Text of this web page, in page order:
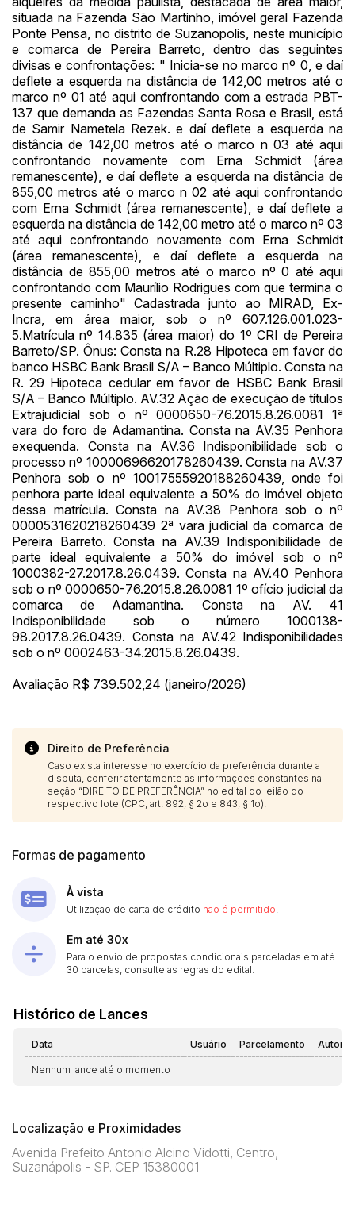
situada na Fazenda São Martinho, imóvel geral Fazenda
Ponte Pensa, no distrito de Suzanopolis, neste município
e comarca de Pereira Barreto, dentro das seguintes
divisas e confrontações: " Inicia-se no marco nº 0, e daí
deflete a esquerda na distância de 142,00 metros até o
marco nº 01 até aqui confrontando com a estrada PBT-
137 que demanda as Fazendas Santa Rosa e Brasil, está
de Samir Nametela Rezek. e daí deflete a esquerda na
distância de 142,00 metros até o marco n 03 até aqui
confrontando novamente com Erna Schmidt (área
remanescente), e daí deflete a esquerda na distância de
855,00 metros até o marco n 02 até aqui confrontando
com Erna Schmidt (área remanescente), e daí deflete a
esquerda na distância de 142,00 metro até o marco nº 03
até aqui confrontando novamente com Erna Schmidt
(área remanescente), e daí deflete a esquerda na
distância de 855,00 metros até o marco nº 0 até aqui
confrontando com Maurílio Rodrigues com que termina o
presente caminho" Cadastrada junto ao MIRAD, Ex-
Incra, em área maior, sob o nº 607.126.001.023-
5.Matrícula nº 14.835 (área maior) do 1º CRI de Pereira
Barreto/SP. Ônus: Consta na R.28 Hipoteca em favor do
banco HSBC Bank Brasil S/A – Banco Múltiplo. Consta na
R. 29 Hipoteca cedular em favor de HSBC Bank Brasil
S/A – Banco Múltiplo. AV.32 Ação de execução de títulos
Extrajudicial sob o nº 0000650-76.2015.8.26.0081 1ª
vara do foro de Adamantina. Consta na AV.35 Penhora
exequenda. Consta na AV.36 Indisponibilidade sob o
processo nº 10000696620178260439. Consta na AV.37
Penhora sob o nº 10017555920188260439, onde foi
penhora parte ideal equivalente a 50% do imóvel objeto
dessa matrícula. Consta na AV.38 Penhora sob o nº
0000531620218260439 2ª vara judicial da comarca de
Pereira Barreto. Consta na AV.39 Indisponibilidade de
parte ideal equivalente a 50% do imóvel sob o nº
1000382-27.2017.8.26.0439. Consta na AV.40 Penhora
sob o nº 0000650-76.2015.8.26.0081 1º ofício judicial da
comarca de Adamantina. Consta na AV. 41
Indisponibilidade sob o número 1000138-
98.2017.8.26.0439. Consta na AV.42 Indisponibilidades
sob o nº 0002463-34.2015.8.26.0439.
Avaliação R$ 739.502,24 (janeiro/2026)
Direito de Preferência
Caso exista interesse no exercício da preferência durante a
disputa, conferir atentamente as informações constantes na
seção “DIREITO DE PREFERÊNCIA” no edital do leilão do
respectivo lote (CPC, art. 892, § 2o e 843, § 1o).
Formas de pagamento
À vista
Utilização de carta de crédito não é permitido
Em até 30x
Para o envio de propostas condicionais parceladas em até
30 parcelas, consulte as regras do edital.
Histórico de Lances
Data Usuário Parcelamento
Nenhum lance até o momento
Localização e Proximidades
Avenida Prefeito Antonio Alcino Vidotti, Centro,
Suzanápolis - SP. CEP 15380001
Envie sua Proposta
(Art. 895, CPC)
Histórico de Propostas
Usuário Valor
14/04/2025 18:43:11 TIAGOFELIPE R$ 1,00
14/04/2025 18:43:11 TIAGOFELIPE R$ 1,00
14/04/2025 18:43:11 TIAGOFELIPE R$ 1,00
Clique aqui para fazer login
Habilite-se para efetuar lances ou
propostas